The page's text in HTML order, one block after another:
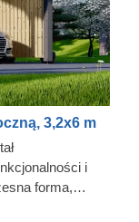
3,2x6 m
i
forma,